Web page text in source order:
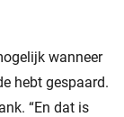
wanneer
hebt gespaard.
“En dat is